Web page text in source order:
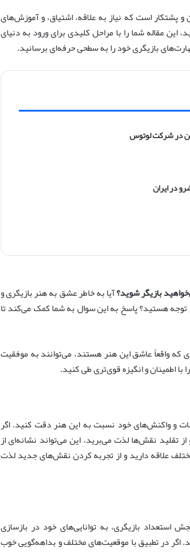
پشتکار است که نیاز به علاقه، اشتیاق، و آموزش‌های
این مقاله شما را با مراحل کلیدی برای ورود به دنیای
بازیگری خود را به سطحی حرفه‌ای برسانید.
در شرکت لوتوس
بازیگر شوید؟آیا به خاطر عشق به هنر بازیگری و
توجه هستید؟ پاسخ به این سوال به شما کمک می‌کند تا
که واقعاً عاشق این هنر هستند، می‌توانند به موفقیت
اطمینان و انگیزه قوی‌تری طی کنید.
و واکنش‌های خود نسبت به این هنر دقت کنید. اگر
تقلید نقش‌ها لذت می‌برید، این می‌تواند نشانه‌ای از
علاقه دارید و از تجربه کردن نقش‌های جدید لذت
استعداد بازیگری، به توانایی‌های خود در بازسازی
اگر در تطبیق با موقعیت‌های مختلف و بداهه‌گویی خوب